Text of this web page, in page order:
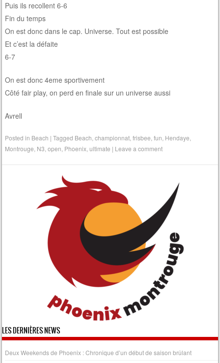
Puis ils recollent 6-6
Fin du temps
On est donc dans le cap. Universe. Tout est possible
Et c’est la défaite
6-7
On est donc 4eme sportivement
Côté fair play, on perd en finale sur un universe aussi
Avrell
Posted in Beach |Tagged Beach ,championnat ,frisbee ,fun Hendaye
Montrouge N3 ,open Phoenix ,ultimate | Leave a comment
LES DERNIÈRES NEWS
Deux Weekends de Phoenix : Chronique d’un début de saison brûlant